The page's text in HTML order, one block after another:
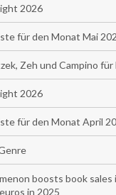
2026
für den Monat Mai
Zeh und Campino
2026
für den Monat April
boosts book sales
in 2025